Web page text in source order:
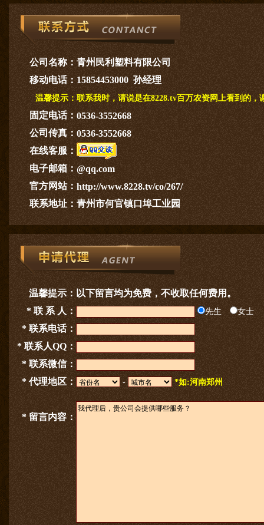
公司名称： 青州民利塑料有限公司
移动电话： 15854453000 孙经理
温馨提示： 联系我时，请说是在8228.tv百万农资网上看到的，
固定电话： 0536-3552668
公司传真： 0536-3552668
在线客服：
电子邮箱： @qq.com
官方网站： http://www.8228.tv/co/267/
联系地址： 青州市何官镇口埠工业园
温馨提示： 以下留言均为免费，不收取任何费用。
* 联 系 人：
先生 女士
* 联系电话：
* 联系人QQ：
* 联系微信：
* 代理地区：
- *如:河南郑州
* 留言内容：